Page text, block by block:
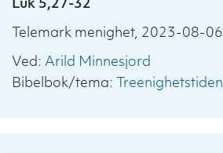
Luk 5,27-32
Telemark menighet, 2023-08-06
Ved: Arild Minnesjord
Bibelbok/tema:
Treenighetstiden